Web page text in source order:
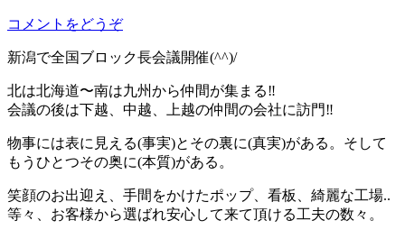
コメントをどうぞ
新潟で全国ブロック長会議開催(^^)/
北は北海道〜南は九州から仲間が集まる‼︎
会議の後は下越、中越、上越の仲間の会社に訪門‼︎
物事には表に見える(事実)とその裏に(真実)がある。そして
もうひとつその奥に(本質)がある。
笑顔のお出迎え、手間をかけたポップ、看板、綺麗な工場..
等々、お客様から選ばれ安心して来て頂ける工夫の数々。